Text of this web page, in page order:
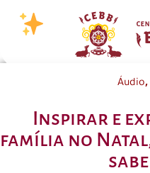
Áudio,
Inspirar e
família no